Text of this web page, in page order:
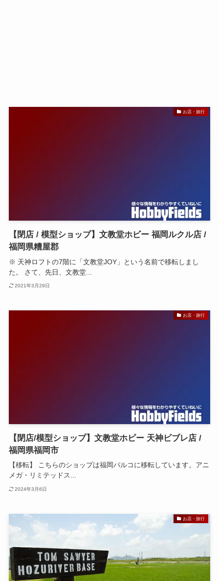
お店・旅行
【閉店 / 模型ショップ】文教堂ホビー 福岡ルクル店 /
福岡県糟屋郡
※ 天神ロフトの7階に「文教堂JOY」という名前で移転しまし
た。 さて、先日、文教堂...
2021年3月29日
お店・旅行
【閉店/模型ショップ】文教堂ホビー 天神ビブレ店 /
福岡県福岡市
【移転】 こちらのショップは福岡パルコに移転しています。アニ
メガ・リミテッドス...
2024年3月6日
お店・旅行